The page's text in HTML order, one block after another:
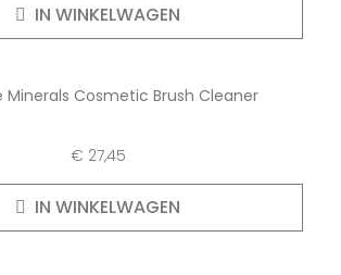
IN WINKELWAGEN
Minerals Cosmetic Brush Cleaner
€ 27,45
IN WINKELWAGEN